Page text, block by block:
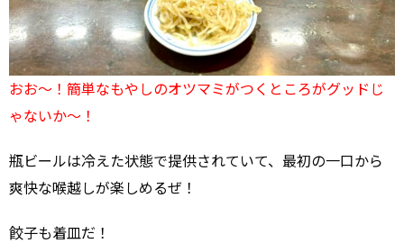
おお～！簡単なもやしのオツマミがつくところがグッドじ
ゃないか～！
瓶ビールは冷えた状態で提供されていて、最初の一口から
爽快な喉越しが楽しめるぜ！
餃子も着皿だ！